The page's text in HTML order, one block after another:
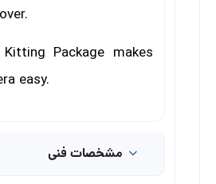
Package makes
easy.
مشخصات فنی